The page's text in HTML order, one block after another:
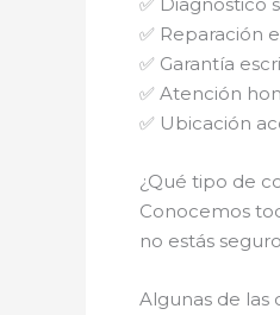
✅ Reparación
✅ Garantía
✅ Atención
✅ Ubicación
¿Qué tipo de
Conocemos
no estás
Algunas de las